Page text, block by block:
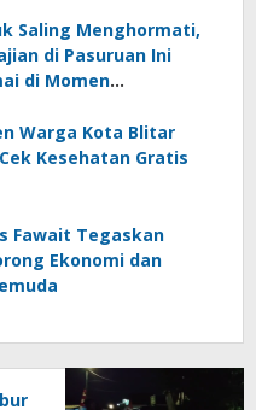
Saling Menghormati,
di Pasuruan Ini
di Momen
Warga Kota Blitar
Kesehatan Gratis
Fawait Tegaskan
Ekonomi dan